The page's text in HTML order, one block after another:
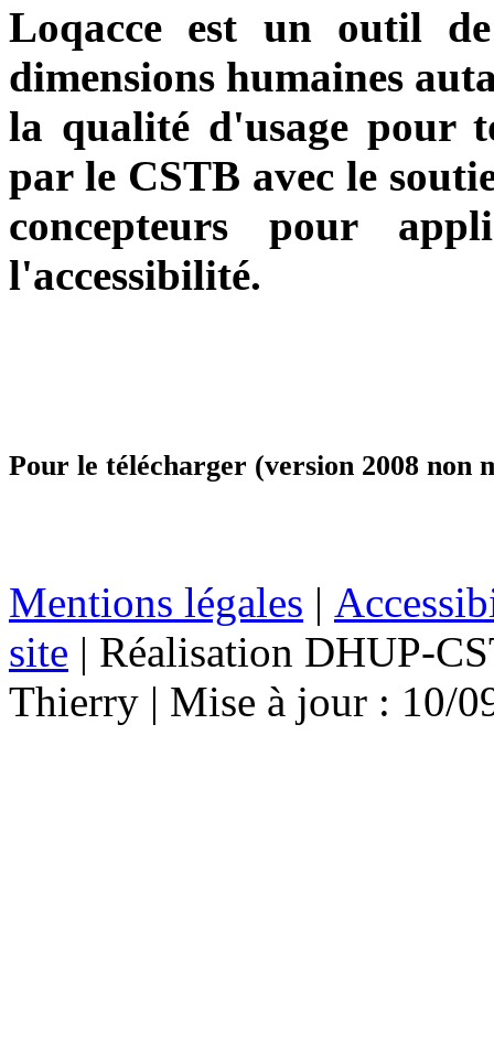
Loqacce est un outil
dimensions humaines
la qualité d'usage pour
par le CSTB avec le
concepteurs pour
l'accessibilité.
Pour le télécharger (version 2008 non
Mentions légales |
site | Réalisation DHUP-
Thierry | Mise à jour : 10/